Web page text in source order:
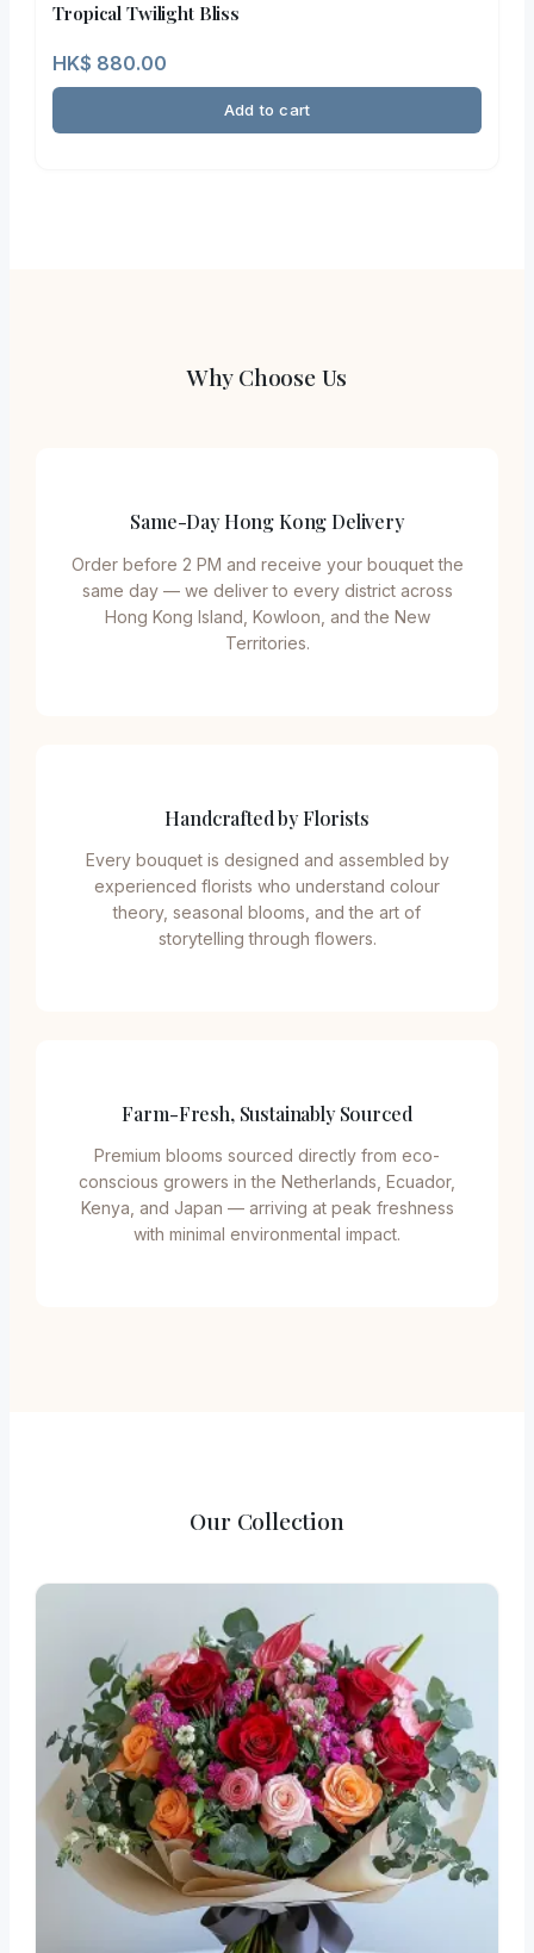
Tropical Twilight Bliss
HK$ 880.00
Add to cart
Why Choose Us
Same-Day Hong Kong Delivery
Order before 2 PM and receive your bouquet the
same day — we deliver to every district across
Hong Kong Island, Kowloon, and the New
Territories.
Handcrafted by Florists
Every bouquet is designed and assembled by
experienced florists who understand colour
theory, seasonal blooms, and the art of
storytelling through flowers.
Farm-Fresh, Sustainably Sourced
Premium blooms sourced directly from eco-
conscious growers in the Netherlands, Ecuador,
Kenya, and Japan — arriving at peak freshness
with minimal environmental impact.
Our Collection